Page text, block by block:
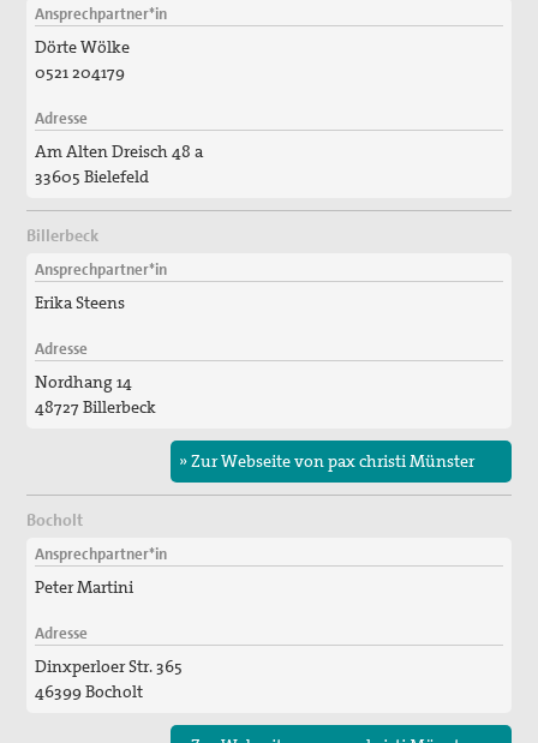
Ansprechpartner*in
Dörte Wölke
0521 204179
Adresse
Am Alten Dreisch 48 a
33605 Bielefeld
Billerbeck
Ansprechpartner*in
Erika Steens
Adresse
Nordhang 14
48727 Billerbeck
» Zur Webseite von pax christi Münster
Bocholt
Ansprechpartner*in
Peter Martini
Adresse
Dinxperloer Str. 365
46399 Bocholt